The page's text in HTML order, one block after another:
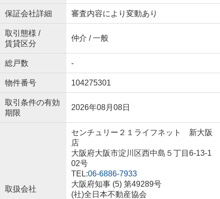
保証会社詳細 審査内容により変動あり
取引態様 /
賃貸区分
仲介 / 一般
総戸数 -
物件番号 104275301
取引条件の有効
期限
2026年08月08日
取扱会社
センチュリー２１ライフネット 新大阪
店
大阪府大阪市淀川区西中島５丁目6-13-1
02号
TEL:06-6886-7933
大阪府知事 (5) 第49289号
(社)全日本不動産協会